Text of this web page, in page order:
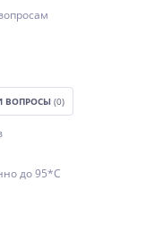
ВОПРОСЫ (0)
до 95*С